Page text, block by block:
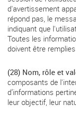
d'avertissement
répond pas, le
indiquant que
Toutes les
doivent être
(28) Nom, rôle et
composants de
d’informations
leur objectif, leur